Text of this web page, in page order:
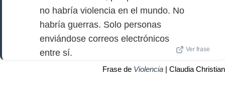
no habría violencia en el mundo. No
habría guerras. Solo personas
enviándose correos electrónicos
entre sí.
Ver frase
Frase de Violencia | Claudia Christian